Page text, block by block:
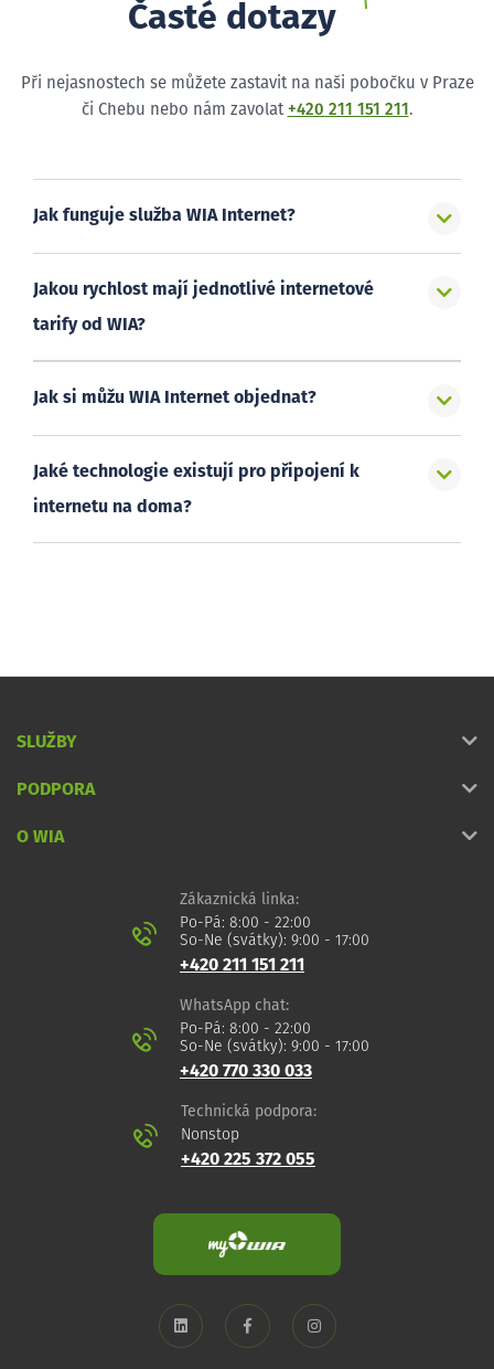
Časté dotazy
Při nejasnostech se můžete zastavit na naši pobočku v Praze
či Chebu nebo nám zavolat +420 211 151 211 .
Jak funguje služba WIA Internet?
Jakou rychlost mají jednotlivé internetové
tarify od WIA?
Jak si můžu WIA Internet objednat?
Jaké technologie existují pro připojení k
internetu na doma?
SLUŽBY
PODPORA
O WIA
Zákaznická linka:
Po-Pá: 8:00 - 22:00
So-Ne (svátky): 9:00 - 17:00
+420 211 151 211
WhatsApp chat:
Po-Pá: 8:00 - 22:00
So-Ne (svátky): 9:00 - 17:00
+420 770 330 033
Technická podpora:
Nonstop
+420 225 372 055